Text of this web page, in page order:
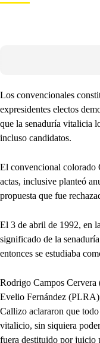
Los convencionales
expresidentes electos
que la senaduría vitalicia
incluso candidatos.
El convencional colorado
actas, inclusive planteó
propuesta que fue
El 3 de abril de 1992, en
significado de la
entonces se estudiaba
Rodrigo Campos
Evelio Fernández
Callizo aclararon que todo
vitalicio, sin siquiera
fuera destituido por juicio